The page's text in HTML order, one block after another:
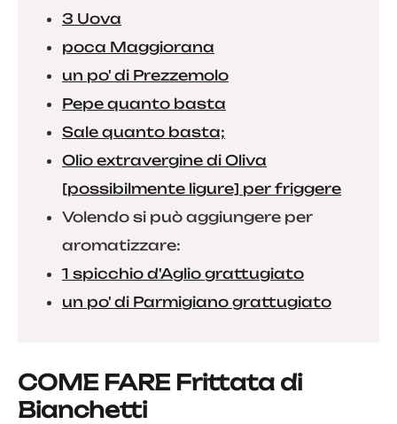
3 Uova
poca Maggiorana
un po' di Prezzemolo
Pepe quanto basta
Sale quanto basta;
Olio extravergine di Oliva
[possibilmente ligure] per friggere
Volendo si può aggiungere per
aromatizzare:
1 spicchio d'Aglio grattugiato
un po' di Parmigiano grattugiato
COME FARE Frittata di
Bianchetti